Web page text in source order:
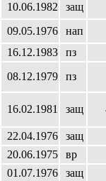
10.06.1982
защ
09.05.1976 нап
16.12.1983
пз
08.12.1979 пз
16.02.1981 защ
22.04.1976 защ
20.06.1975 вр
01.07.1976 защ